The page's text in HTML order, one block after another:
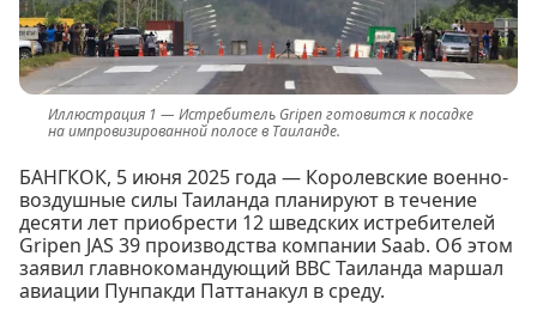
Истребитель Gripen готовится к посадке
на импровизированной полосе в Таиланде.
БАНГКОК, 5 июня 2025 года — Королевские военно-
воздушные силы Таиланда планируют в течение
десяти лет приобрести 12 шведских истребителей
Gripen JAS 39 производства компании Saab. Об этом
заявил главнокомандующий ВВС Таиланда маршал
авиации Пунпакди Паттанакул в среду.